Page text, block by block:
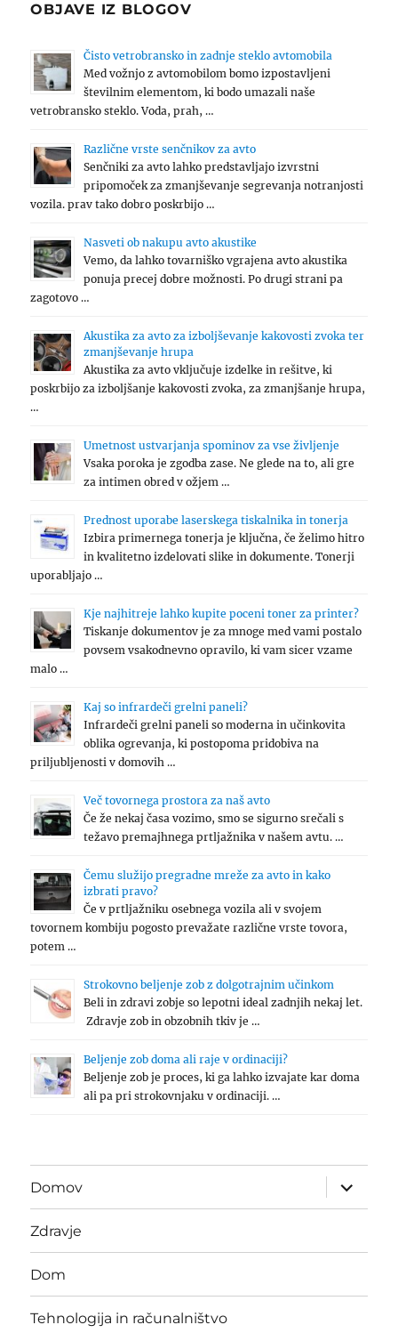
OBJAVE IZ BLOGOV
Čisto vetrobransko in zadnje steklo avtomobila
Med vožnjo z avtomobilom bomo izpostavljeni
številnim elementom, ki bodo umazali naše
vetrobransko steklo. Voda, prah, …
Različne vrste senčnikov za avto
Senčniki za avto lahko predstavljajo izvrstni
pripomoček za zmanjševanje segrevanja notranjosti
vozila. prav tako dobro poskrbijo …
Nasveti ob nakupu avto akustike
Vemo, da lahko tovarniško vgrajena avto akustika
ponuja precej dobre možnosti. Po drugi strani pa
zagotovo …
Akustika za avto za izboljševanje kakovosti zvoka ter
zmanjševanje hrupa
Akustika za avto vključuje izdelke in rešitve, ki
poskrbijo za izboljšanje kakovosti zvoka, za zmanjšanje hrupa,
…
Umetnost ustvarjanja spominov za vse življenje
Vsaka poroka je zgodba zase. Ne glede na to, ali gre
za intimen obred v ožjem …
Prednost uporabe laserskega tiskalnika in tonerja
Izbira primernega tonerja je ključna, če želimo hitro
in kvalitetno izdelovati slike in dokumente. Tonerji
uporabljajo …
Kje najhitreje lahko kupite poceni toner za printer?
Tiskanje dokumentov je za mnoge med vami postalo
povsem vsakodnevno opravilo, ki vam sicer vzame
malo …
Kaj so infrardeči grelni paneli?
Infrardeči grelni paneli so moderna in učinkovita
oblika ogrevanja, ki postopoma pridobiva na
priljubljenosti v domovih …
Več tovornega prostora za naš avto
Če že nekaj časa vozimo, smo se sigurno srečali s
težavo premajhnega prtljažnika v našem avtu. …
Čemu služijo pregradne mreže za avto in kako
izbrati pravo?
Če v prtljažniku osebnega vozila ali v svojem
tovornem kombiju pogosto prevažate različne vrste tovora,
potem …
Strokovno beljenje zob z dolgotrajnim učinkom
Beli in zdravi zobje so lepotni ideal zadnjih nekaj let.
Zdravje zob in obzobnih tkiv je …
Beljenje zob doma ali raje v ordinaciji?
Beljenje zob je proces, ki ga lahko izvajate kar doma
ali pa pri strokovnjaku v ordinaciji. …
Domov
expand
child
menu
Zdravje
Dom
Tehnologija in računalništvo